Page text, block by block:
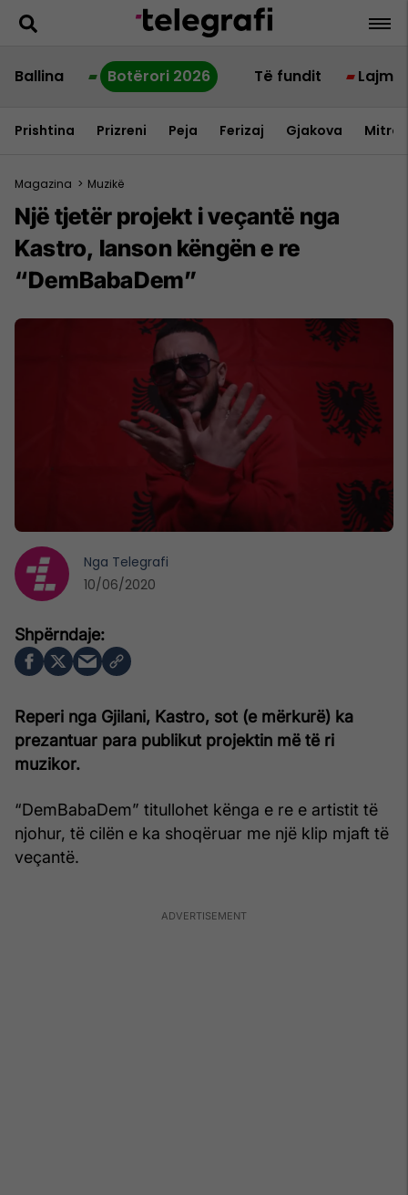
Ballina Botërori 2026 Të fundit Lajme
Prishtina Prizreni Peja Ferizaj Gjakova
Magazina > Muzikë
Një tjetër projekt i veçantë nga
Kastro, lanson këngën e re
“DemBabaDem”
Reperi nga Gjilani, Kastro, sot (e mërkurë) ka
prezantuar para publikut projektin më të ri
muzikor.
“DemBabaDem” titullohet kënga e re e artistit të
njohur, të cilën e ka shoqëruar me një klip mjaft të
veçantë.
Nga Telegrafi
10/06/2020